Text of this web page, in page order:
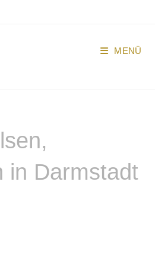
MENÜ
in Darmstadt